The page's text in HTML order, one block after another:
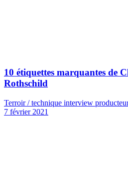
10 étiquettes marquantes de
Rothschild
Terroir / technique interview
7 février 2021